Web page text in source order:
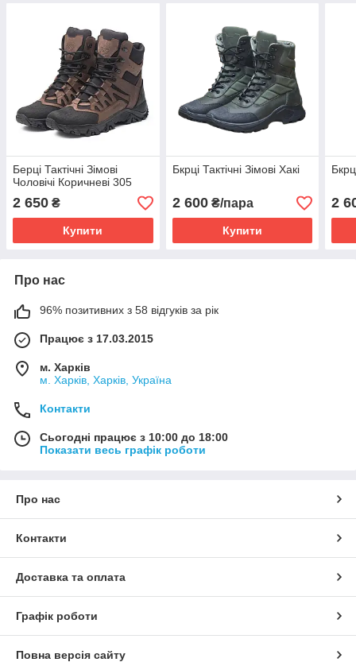
Берці Тактічні Зімові
Чоловічі Коричневі 305
2 650 ₴
Купити
Бкрці Тактічні Зімові Хакі
2 600₴/пара
Купити
2
Про нас
96% позитивних з 58 відгуків за рік
Працює з 17.03.2015
м. Харків
м. Харків, Харків, Україна
Контакти
Сьогодні працює з 10:00 до 18:00
Показати весь графік роботи
Про нас
Контакти
Доставка та оплата
Графік роботи
Повна версія сайту